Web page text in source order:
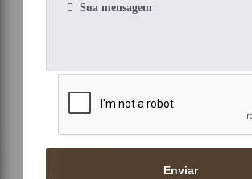
Enviar